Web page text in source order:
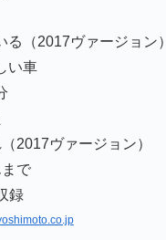
る（2017ヴァージョン）
い車
2017ヴァージョン）
で
録